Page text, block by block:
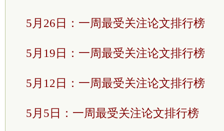
5月26日：一周最受关注论文排行榜
5月19日：一周最受关注论文排行榜
5月12日：一周最受关注论文排行榜
5月5日：一周最受关注论文排行榜